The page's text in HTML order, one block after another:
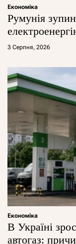
Економіка
Румунія
3 Серпня, 2026
Економіка
В Україні
автогаз: